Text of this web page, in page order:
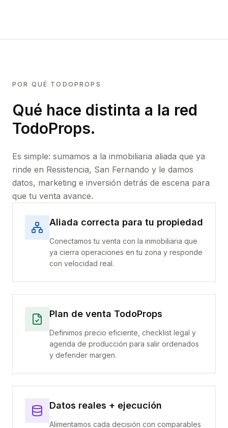
POR QUÉ TODOPROPS
Qué hace distinta a la red
TodoProps.
Es simple: sumamos a la inmobiliaria aliada que ya
rinde en Resistencia, San Fernando y le damos
datos, marketing e inversión detrás de escena para
que tu venta avance.
Aliada correcta para tu propiedad
Conectamos tu venta con la inmobiliaria que
ya cierra operaciones en tu zona y responde
con velocidad real.
Plan de venta TodoProps
Definimos precio eficiente, checklist legal y
agenda de producción para salir ordenados
y defender margen.
Datos reales + ejecución
Alimentamos cada decisión con comparables